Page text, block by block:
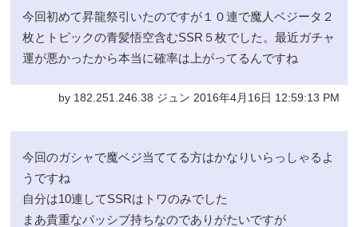
今回初めて昇龍祭引いたのですが１０連で魔人ベジータ２
枚とトピックの青髪悟空含むSSR５枚でした。最近ガチャ
運が悪かったから本当に確率は上がってるんですね
by 182.251.246.38 ジュン 2016年4月16日 12:59:13 PM
今回のガシャで魔ベジ当ててる方はかなりいらっしゃるよ
うですね
自分は10連してSSRはトワのみでした
まあ貴重なパッシブ持ちなのでありがたいですが